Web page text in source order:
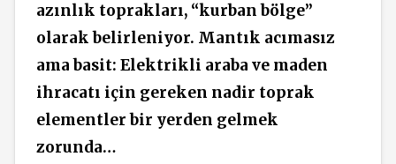
azınlık toprakları, “kurban bölge”
olarak belirleniyor. Mantık acımasız
ama basit: Elektrikli araba ve maden
ihracatı için gereken nadir toprak
elementler bir yerden gelmek
zorunda…